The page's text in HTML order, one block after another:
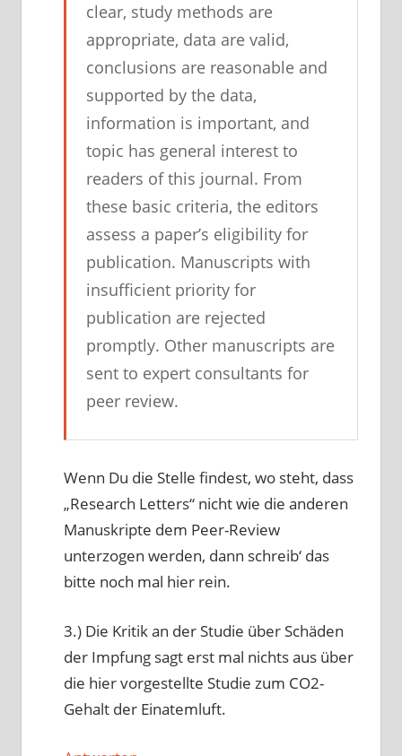
clear, study methods are
appropriate, data are valid,
conclusions are reasonable and
supported by the data,
information is important, and
topic has general interest to
readers of this journal. From
these basic criteria, the editors
assess a paper’s eligibility for
publication. Manuscripts with
insufficient priority for
publication are rejected
promptly. Other manuscripts are
sent to expert consultants for
peer review.
Wenn Du die Stelle findest, wo steht, dass
„Research Letters“ nicht wie die anderen
Manuskripte dem Peer-Review
unterzogen werden, dann schreib‘ das
bitte noch mal hier rein.
3.) Die Kritik an der Studie über Schäden
der Impfung sagt erst mal nichts aus über
die hier vorgestellte Studie zum CO2-
Gehalt der Einatemluft.